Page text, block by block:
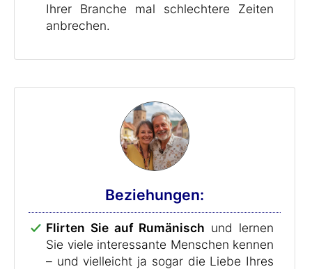
Ihrer Branche mal schlechtere Zeiten
anbrechen.
Beziehungen:
Flirten Sie auf Rumänisch und lernen
Sie viele interessante Menschen kennen
– und vielleicht ja sogar die Liebe Ihres